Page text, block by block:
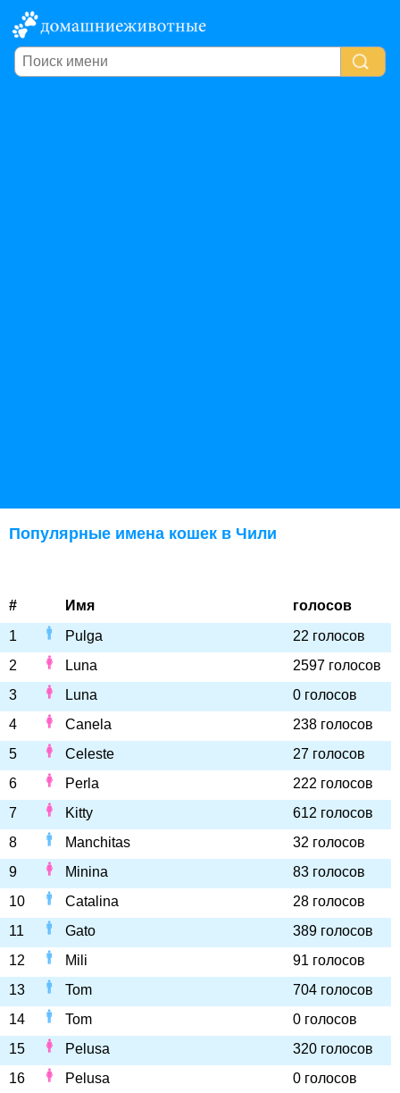
Популярные имена кошек в Чили
# Имя
голосов
1
Pulga
22 голосов
2
Luna
2597 голосов
3
Luna
0 голосов
4
Canela
238 голосов
5
Celeste
27 голосов
6
Perla
222 голосов
7
Kitty
612 голосов
8
Manchitas
32 голосов
9
Minina
83 голосов
10
Catalina
28 голосов
11
Gato
389 голосов
12
Mili
91 голосов
13
Tom
704 голосов
14
Tom
0 голосов
15
Pelusa
320 голосов
16
Pelusa
0 голосов